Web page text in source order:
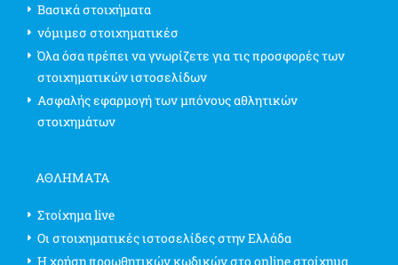
Βασικά στοιχήματα
νόμιμεσ στοιχηματικέσ
Όλα όσα πρέπει να γνωρίζετε για τις προσφορές των
στοιχηματικών ιστοσελίδων
Ασφαλής εφαρμογή των μπόνους αθλητικών
στοιχημάτων
ΑΘΛΗΜΑΤΑ
Στοίχημα live
Οι στοιχηματικές ιστοσελίδες στην Ελλάδα
Η χρήση προωθητικών κωδικών στο online στοίχημα